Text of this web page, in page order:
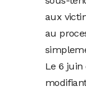
aux
au
Le 6 juin